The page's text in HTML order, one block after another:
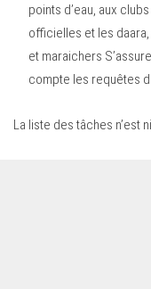
points d’eau, aux
officielles et les
et maraichers
compte les requêtes
La liste des tâches n’est